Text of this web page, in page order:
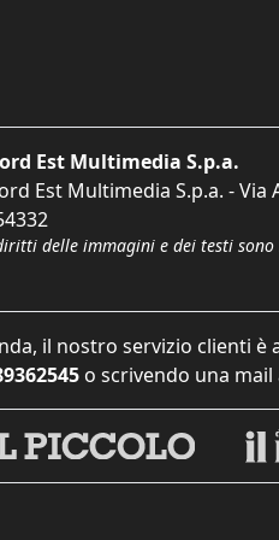
Est Multimedia S.p.a.
Est Multimedia S.p.a. - Via
delle immagini e dei testi sono
il nostro servizio clienti è
o scrivendo una mail